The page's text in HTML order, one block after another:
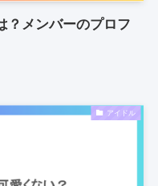
？メンバーのプロフ
アイドル